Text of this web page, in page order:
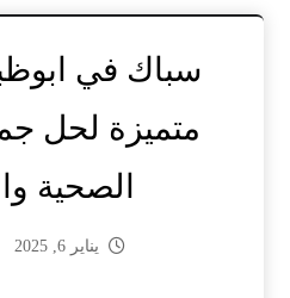
سباك في
متميزة لحل
الصحية
يناير 6, 2025